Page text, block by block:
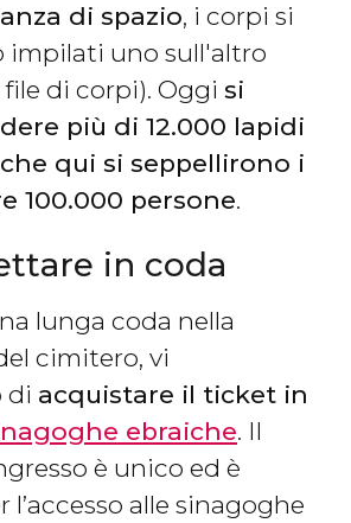
di spazio, i corpi si
impilati uno sull'altro
file di corpi). Oggi si
più di 12.000 lapidi
qui si seppellirono i
100.000 persone.
in coda
lunga coda nella
cimitero, vi
di acquistare il ticket in
ebraiche. Il
è unico ed è
l’accesso alle sinagoghe